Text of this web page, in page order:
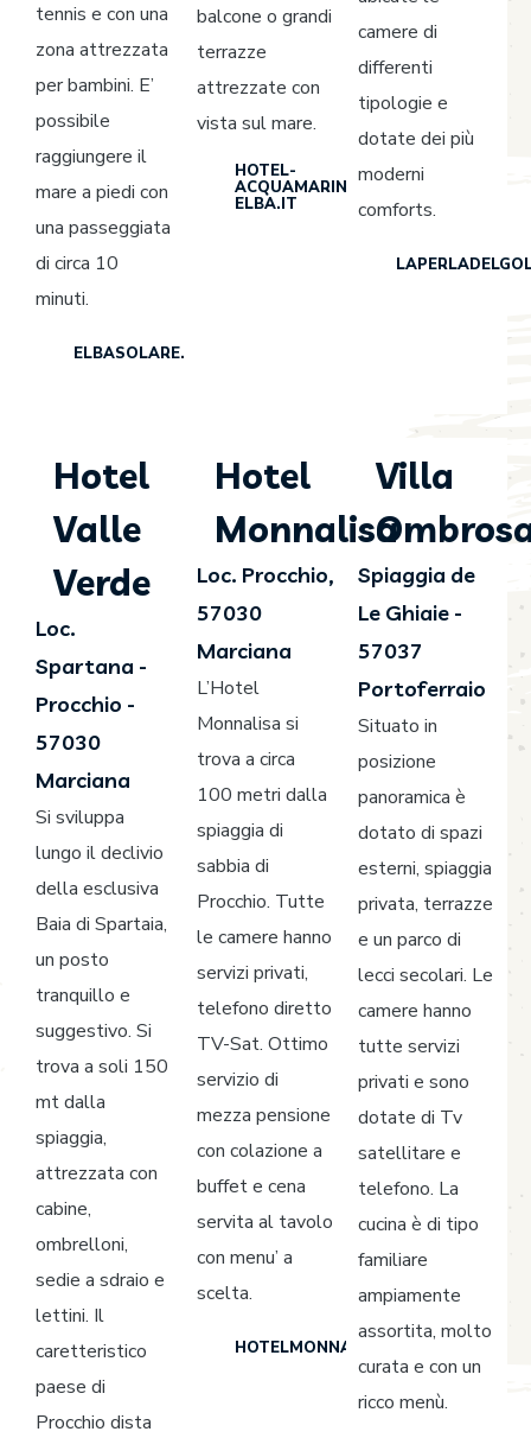
tennis e con una
zona attrezzata
per bambini. E’
possibile
raggiungere il
mare a piedi con
una passeggiata
di circa 10
minuti.
ELBASOLARE.IT
balcone o grandi
terrazze
attrezzate con
vista sul mare.
HOTEL-
ACQUAMARINA-
ELBA.IT
camere di
differenti
tipologie e
dotate dei più
moderni
comforts.
Hotel
Valle
Verde
Loc.
Spartana -
Procchio -
57030
Marciana
Si sviluppa
lungo il declivio
della esclusiva
Baia di Spartaia,
un posto
tranquillo e
suggestivo. Si
trova a soli 150
mt dalla
spiaggia,
attrezzata con
cabine,
ombrelloni,
sedie a sdraio e
lettini. Il
caretteristico
paese di
Procchio dista
Hotel
Monnalisa
Loc. Procchio,
57030
Marciana
L’Hotel
Monnalisa si
trova a circa
100 metri dalla
spiaggia di
sabbia di
Procchio. Tutte
le camere hanno
servizi privati,
telefono diretto
TV-Sat. Ottimo
servizio di
mezza pensione
con colazione a
buffet e cena
servita al tavolo
con menu’ a
scelta.
HOTELMONNALISA.IT
Villa
Spiaggia de
Le Ghiaie -
57037
Portoferraio
Situato in
posizione
panoramica è
dotato di spazi
esterni, spiaggia
privata, terrazze
e un parco di
lecci secolari. Le
camere hanno
tutte servizi
privati e sono
dotate di Tv
satellitare e
telefono. La
cucina è di tipo
familiare
ampiamente
assortita, molto
curata e con un
ricco menù.